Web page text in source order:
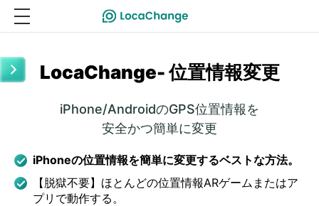
LocaChange- 位置情報変更
iPhone/AndroidのGPS位置情報を
安全かつ簡単に変更
iPhoneの位置情報を簡単に変更するベストな方法。
【脱獄不要】ほとんどの位置情報ARゲームまたはア
プリで動作する。